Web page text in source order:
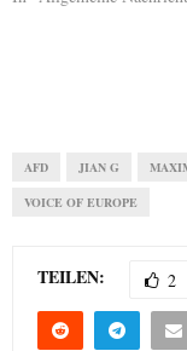
AFD JIAN G
VOICE OF EUROPE
TEILEN: 2